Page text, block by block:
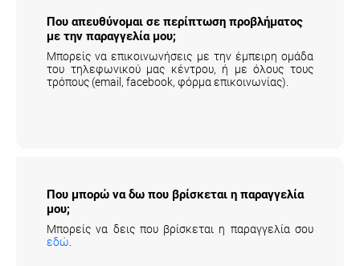
Που απευθύνομαι σε περίπτωση προβλήματος
με την παραγγελία μου;
Μπορείς να επικοινωνήσεις με την έμπειρη ομάδα
του τηλεφωνικού μας κέντρου, ή με όλους τους
τρόπους (email, facebook, φόρμα επικοινωνίας).
Που μπορώ να δω που βρίσκεται η παραγγελία
μου;
Μπορείς να δεις που βρίσκεται η παραγγελία σου
εδώ